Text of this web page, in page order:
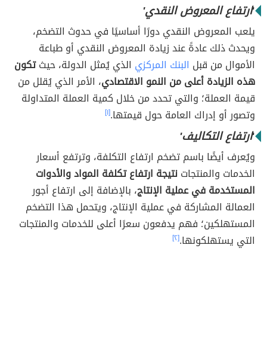
'ارتفاع المعروض النقدي'
يلعب المعروض النقدي دورًا أساسيًا في حدوث التضخم،
ويحدث ذلك عادةً عند زيادة المعروض النقدي أو طباعة
الأموال من قبل البنك المركزي الذي يُمثل الدولة، حيثتكون
هذه الزيادة أعلى من النمو الاقتصادي، الأمر الذي يُقلل من
قيمة العملة؛ والتي تحدد من خلال كمية العملة المتداولة
وتصور أو إدراك العامة حول قيمتها.[١]
'ارتفاع التكاليف'
ويُعرف أيضًا باسم تضخم ارتفاع التكلفة، وترتفع أسعار
الخدمات والمنتجاتنتيجة ارتفاع تكلفة المواد والأدوات
المستخدمة في عملية الإنتاج، بالإضافة إلى ارتفاع أجور
العمالة المشاركة في عملية الإنتاج، ويتحمل هذا التضخم
المستهلكين؛ فهم يدفعون سعرًا أعلى للخدمات والمنتجات
التي يستهلكونها.[٢]